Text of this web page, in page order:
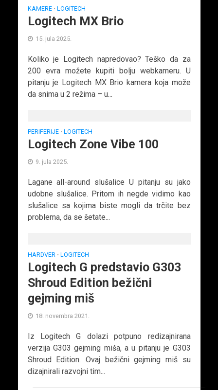
KAMERE • LOGITECH
Logitech MX Brio
15. jula 2025.
Koliko je Logitech napredovao? Teško da za
200 evra možete kupiti bolju webkameru. U
pitanju je Logitech MX Brio kamera koja može
da snima u 2 režima – u...
PERIFERIJE • LOGITECH
Logitech Zone Vibe 100
9. jula 2025.
Lagane all-around slušalice U pitanju su jako
udobne slušalice. Pritom ih negde vidimo kao
slušalice sa kojima biste mogli da trčite bez
problema, da se šetate...
HARDVER • LOGITECH
Logitech G predstavio G303
Shroud Edition bežični
gejming miš
18. novembra 2021.
Iz Logitech G dolazi potpuno redizajnirana
verzija G303 gejming miša, a u pitanju je G303
Shroud Edition. Ovaj bežični gejming miš su
dizajnirali razvojni tim...